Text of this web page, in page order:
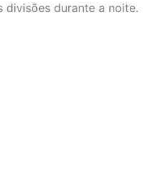
divisões durante a noite.